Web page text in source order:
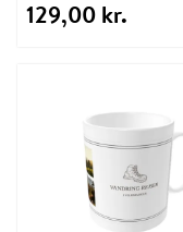
129,00 kr.